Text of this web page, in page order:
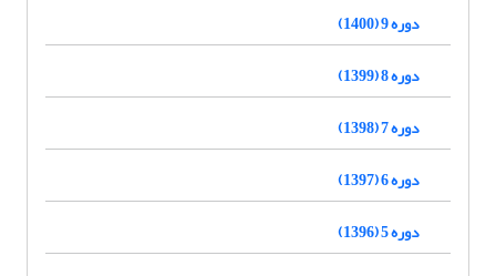
دوره 9 (1400)
دوره 8 (1399)
دوره 7 (1398)
دوره 6 (1397)
دوره 5 (1396)